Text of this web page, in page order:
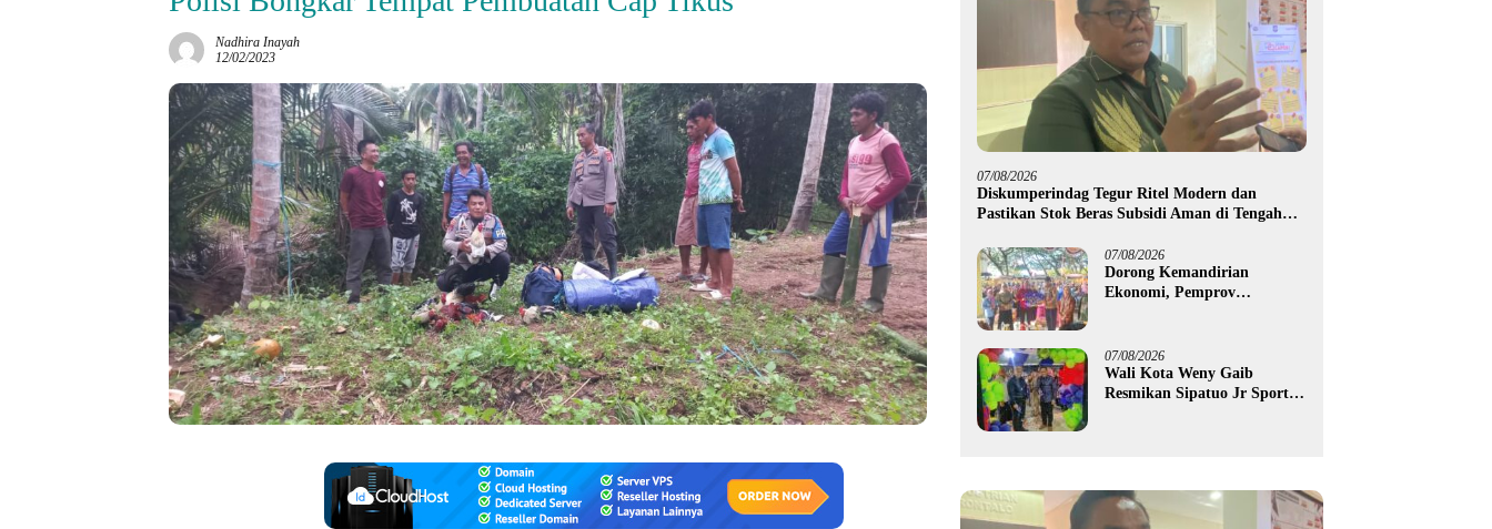
Nadhira Inayah
12/02/2023
07/08/2026
Diskumperindag Tegur Ritel Modern dan
Pastikan Stok Beras Subsidi Aman di Tengah
07/08/2026
Dorong Kemandirian
Ekonomi, Pemprov
untuk 395 Pelaku Usaha
07/08/2026
Wali Kota Weny Gaib
Resmikan Sipatuo Jr Sport